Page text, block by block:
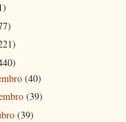
(40)
(39)
(39)